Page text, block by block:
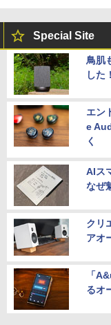
Special Site
鳥肌
した！
エン
e
く
AIス
なぜ
クリ
アオ
「
るオ